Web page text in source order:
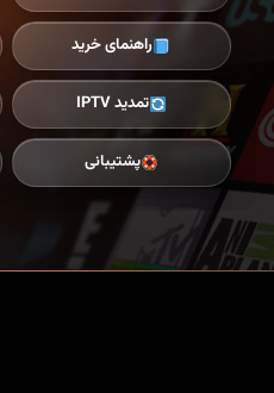
راهنمای خرید
تمدید IPTV
پشتیبانی